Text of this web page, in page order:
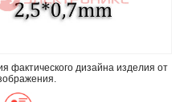
фактического дизайна изделия от